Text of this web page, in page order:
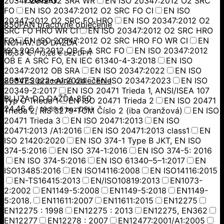
FO
EN ISO 20347:2012 O2 SRC FO CI
EN ISO
20347:2012 O2 SRC FO HRO
EN ISO 20347:2012 O2
SRC FO HRO WR CI
EN ISO 20347:2012 O2 SRC HRO
FO
EN ISO 20347:2012 O2 SRC HRO FO WR CI
EN
ISO 20347:2012 OB E A SRC FO
EN ISO 20347:2012
OB E A SRC FO, EN IEC 61340-4-3:2018
EN ISO
20347:2012 OB SRA
EN ISO 20347:2022
EN ISO
20347:2022+A1:2024
EN ISO 20347:2023
EN ISO
20349-2:2017
EN ISO 20471 Trieda 1, ANSI/ISEA 107
Typ O Trieda 1
EN ISO 20471 Trieda 2
EN ISO 20471
Trieda 2, RIS 3279-TOM Číslo 2 (iba Oranžová)
EN ISO
20471 Trieda 3
EN ISO 20471:2013
EN ISO
20471:2013 /A1:2016
EN ISO 20471:2013 class1
EN
ISO 21420:2020
EN ISO 374-1 Type B JKT, EN ISO
374-5:2016
EN ISO 374-1:2016
EN ISO 374-5: 2016
EN ISO 374-5:2016
EN ISO 61340–5–1:2017
EN
ISO13485:2016
EN ISO14116:2008
EN ISO14116:2015
EN-TS16415:2013
EN/ISO10819:2013
EN1073-
2:2002
EN1149-5:2008 EN1149-5:2018
EN1149-
5:2018.
EN11611:2007 EN11611:2015
EN12275
EN12275 : 1998
EN12275 : 2013
EN12275, EN362
EN12277
EN12278 : 2007 EN12477:2001/A1:2005
850PAN pracovné oblečenie
NOHAV. DO DAŽĎA
16,33€/13,28€bez DPH
850VES pracovné oblečenie
BLÚZA DO DAŽĎA 850
24,46€/ 19,89€bez DPH